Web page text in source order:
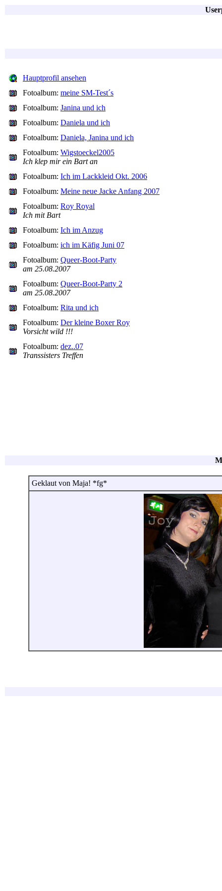
Hauptprofil ansehen
Fotoalbum: meine SM-Test´s
Fotoalbum: Janina und ich
Fotoalbum: Daniela und ich
Fotoalbum: Daniela, Janina und ich
Fotoalbum: Wigstoeckel2005
Ich klep mir ein Bart an
Fotoalbum: Ich im Lackkleid Okt. 2006
Fotoalbum: Meine neue Jacke Anfang 2007
Fotoalbum: Roy Royal
Ich mit Bart
Fotoalbum: Ich im Anzug
Fotoalbum: ich im Käfig Juni 07
Fotoalbum: Queer-Boot-Party
am 25.08.2007
Fotoalbum: Queer-Boot-Party 2
am 25.08.2007
Fotoalbum: Rita und ich
Fotoalbum: Der kleine Boxer Roy
Vorsicht wild !!!
Fotoalbum: dez..07
Transsisters Treffen
Geklaut von Maja! *fg*